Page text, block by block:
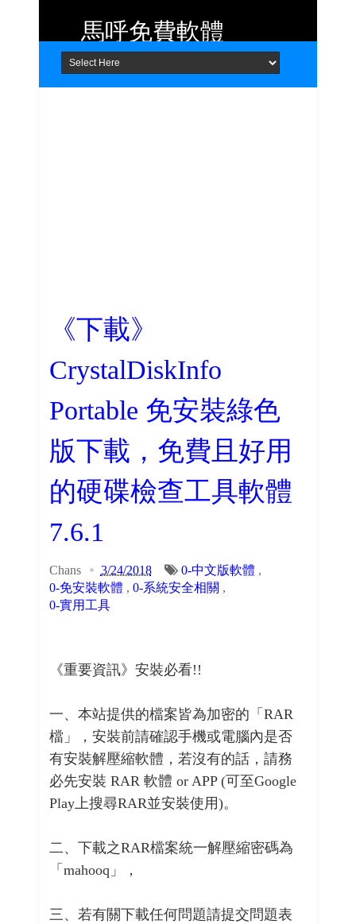
Home About Contact
馬呼免費軟體
提供 Android、iOS 好用的手機應用
程式及 Windows 免費軟體
《下載》
CrystalDiskInfo
Portable 免安裝綠色
版下載，免費且好用
的硬碟檢查工具軟體
7.6.1
Chans 3/24/2018 0-中文版軟體 ,
0-免安裝軟體 , 0-系統安全相關 ,
0-實用工具
《重要資訊》安裝必看!!
一、本站提供的檔案皆為加密的「RAR
檔」，安裝前請確認手機或電腦內是否
有安裝解壓縮軟體，若沒有的話，請務
必先安裝 RAR 軟體 or APP (可至Google
Play上搜尋RAR並安裝使用)。
二、下載之RAR檔案統一解壓縮密碼為
「mahooq」，
三、若有關下載任何問題請提交問題表